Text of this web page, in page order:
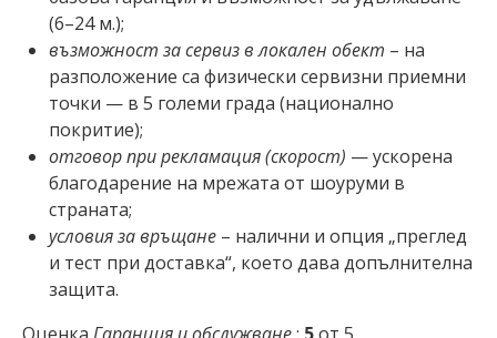
(6–24 м.);
възможност за сервиз в локален обект – на
разположение са физически сервизни приемни
точки — в 5 големи града (национално
покритие);
отговор при рекламация (скорост) — ускорена
благодарение на мрежата от шоуруми в
страната;
условия за връщане – налични и опция „преглед
и тест при доставка“, което дава допълнителна
защита.
Оценка Гаранция и обслужване: 5от 5.